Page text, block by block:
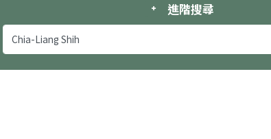
進階搜尋